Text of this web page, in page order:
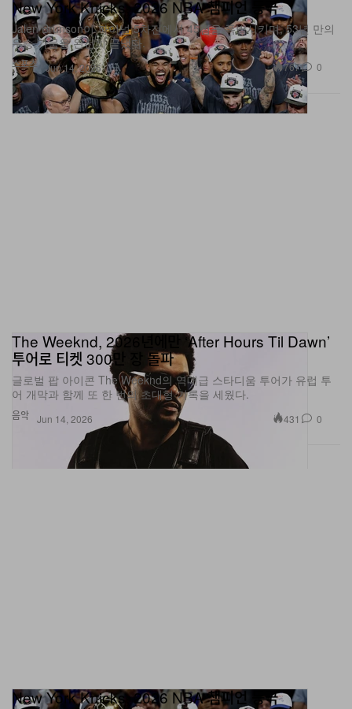
스포츠
New York Knicks, 2026 NBA 챔피언 등극
Jalen Brunson이 파이널 5차전에서 45점을 폭발시키며, 53년 만의
우승 가뭄을 완전히 끝냈다.
Jun 14, 2026 767 0
음악
The Weeknd, 2026년에만 ‘After Hours Til Dawn’
투어로 티켓 300만 장 돌파
글로벌 팝 아이콘 The Weeknd의 역대급 스타디움 투어가 유럽 투
어 개막과 함께 또 한 번의 초대형 기록을 세웠다.
Jun 14, 2026 431 0
New York Knicks, 2026 NBA 챔피언 등극